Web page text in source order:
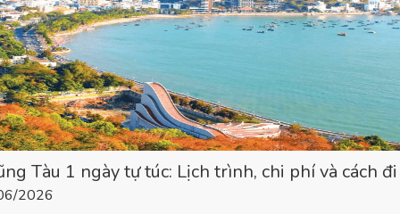
Tàu 1 ngày tự túc: Lịch trình, chi phí và cách
2026